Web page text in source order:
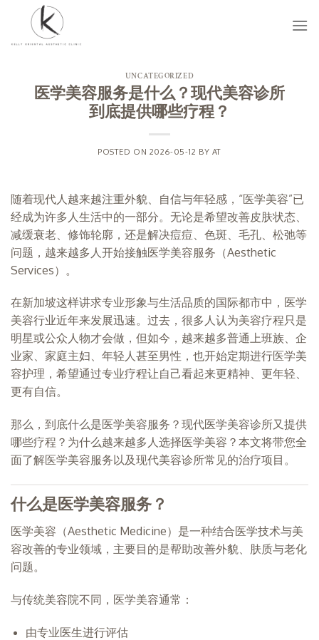
content
UNCATEGORIZED
医学美容服务是什么？现代美容诊所
到底提供哪些疗程？
POSTED ON 2026-05-12 BY AT
随着现代人越来越注重外貌、自信与年轻感，“医学美容”已
经成为许多人生活中的一部分。无论是希望改善皮肤状态、
减缓衰老、修饰轮廓，还是解决痘痘、色斑、毛孔、松弛等
问题，越来越多人开始接触医学美容服务（Aesthetic
Services）。
在新加坡这样讲求专业形象与生活品质的国际都市中，医学
美容行业近年来发展迅速。过去，很多人认为美容疗程只是
明星或公众人物才会做，但如今，越来越多普通上班族、企
业家、家庭主妇、年轻人甚至男性，也开始定期进行医学美
容护理，希望通过专业疗程让自己看起来更精神、更年轻、
更有自信。
那么，到底什么是医学美容服务？现代医学美容诊所又提供
哪些疗程？为什么越来越多人选择医学美容？本文将带您全
面了解医学美容服务以及现代美容诊所常见的治疗项目。
什么是医学美容服务？
医学美容（Aesthetic Medicine）是一种结合医学技术与美
容改善的专业领域，主要目的是帮助改善外貌、肤质与老化
问题。
与传统美容院不同，医学美容通常：
由专业医生进行评估